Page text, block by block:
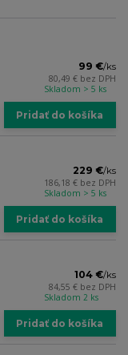
99 €/ks
80,49 € bez DPH
Skladom > 5 ks
Pridať do košíka
229 €/ks
186,18 € bez DPH
Skladom > 5 ks
Pridať do košíka
104 €/ks
84,55 € bez DPH
Skladom 2 ks
Pridať do košíka